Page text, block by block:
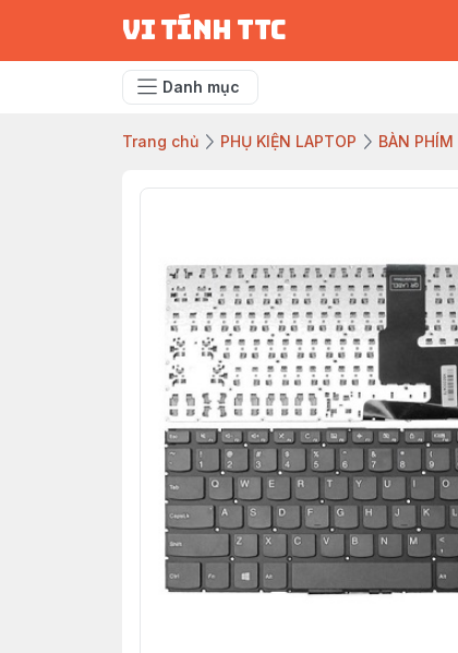
vi tính ttc
Danh mục
Trang chủ PHỤ KIỆN LAPTOP BÀN PHÍM